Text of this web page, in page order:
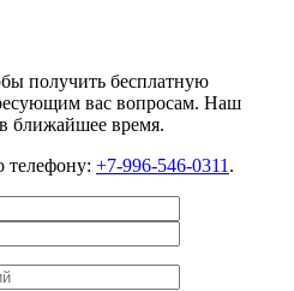
получить бесплатную
вас вопросам. Наш
ближайшее время.
телефону: +7-996-546-0311 .